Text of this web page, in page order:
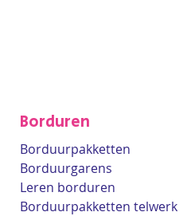
Borduren
Borduurpakketten
Borduurgarens
Leren borduren
Borduurpakketten telwerk